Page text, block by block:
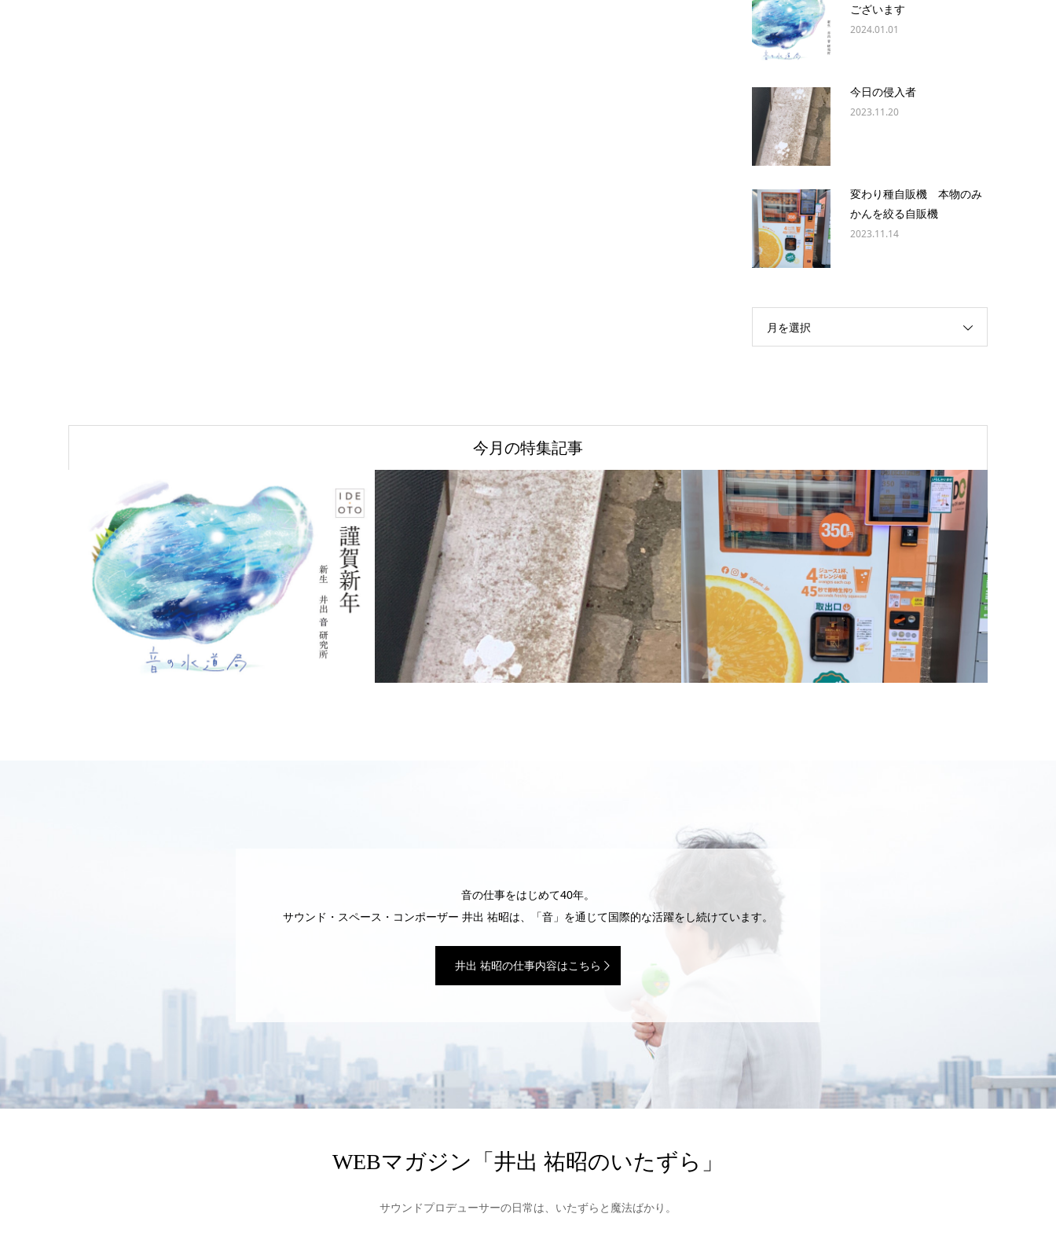
ございます
2024.01.01
今日の侵入者
2023.11.20
変わり種自販機 本物のみ
かんを絞る自販機
2023.11.14
月を選択
今月の特集記事
音の仕事をはじめて40年。
サウンド・スペース・コンポーザー 井出 祐昭は、「音」を通じて国際的な活躍をし続けています。
井出 祐昭の仕事内容はこちら
WEBマガジン「井出 祐昭のいたずら」
サウンドプロデューサーの日常は、いたずらと魔法ばかり。